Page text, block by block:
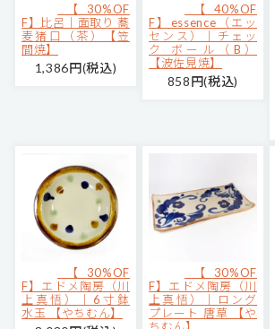
【30%OF
F】比呂｜面取り 蕎
麦猪口（茶）【笠
間焼】
1,386円(税込)
【40%OF
F】essence（エッ
センス）｜チェッ
ク ボール（B）
【波佐見焼】
858円(税込)
【30%OF
F】エドメ陶房（川
上真悟）｜6寸鉢
水玉 【やちむん】
【30%OF
F】エドメ陶房（川
上真悟）｜ロング
プレート 唐草 【や
ちむん】